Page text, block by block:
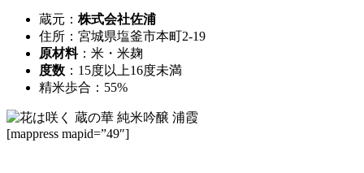
蔵元： 株式会社佐浦
住所：宮城県塩釜市本町2-19
原材料：米・米麹
度数 ：15度以上16度未満
精米歩合：55%
[mappress mapid=”49″]